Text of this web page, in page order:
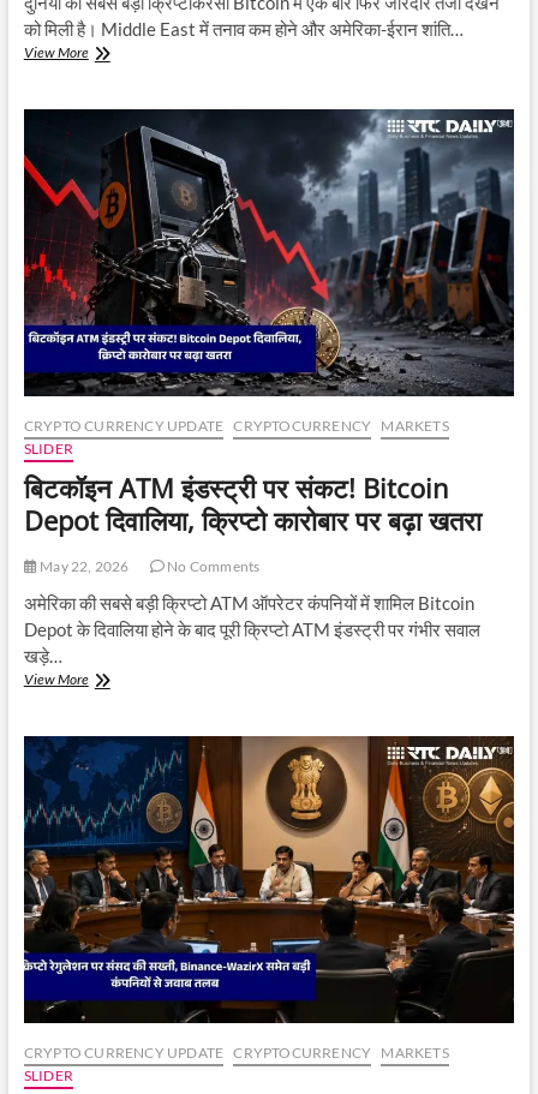
को मिली है। Middle East में तनाव कम होने और अमेरिका-ईरान शांति…
View Moreईरान
Bitcoin
जोरदार
रिकवरी,
77,000
डॉलर
के
पार
पहुंची
कीमत
CRYPTO CURRENCY UPDATE CRYPTOCURRENCY
MARKETS
SLIDER
बिटकॉइन ATM इंडस्ट्री पर संकट! Bitcoin
Depot दिवालिया, क्रिप्टो कारोबार पर बढ़ा खतरा
May 22, 2026 No Comments
अमेरिका की सबसे बड़ी क्रिप्टो ATM ऑपरेटर कंपनियों में शामिल Bitcoin
Depot के दिवालिया होने के बाद पूरी क्रिप्टो ATM इंडस्ट्री पर गंभीर सवाल
खड़े…
View Moreबिटकॉइन
पर
संकट!
Bitcoin
Depot
दिवालिया,
क्रिप्टो
कारोबार
पर
बढ़ा
खतरा
CRYPTO CURRENCY UPDATE CRYPTOCURRENCY
MARKETS
SLIDER